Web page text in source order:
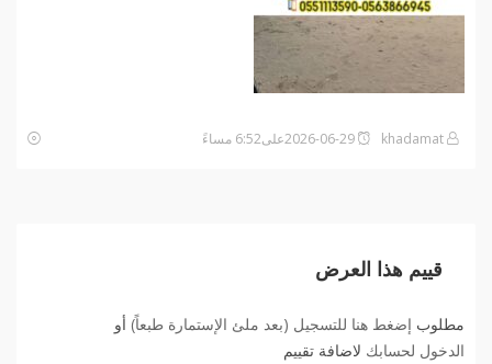
قييم هذا العرض
مطلوب إضغط هنا للتسجيل (بعد ملئ الإستمارة طبعاً) أو
الدخول لحسابك لاضافة تقييم